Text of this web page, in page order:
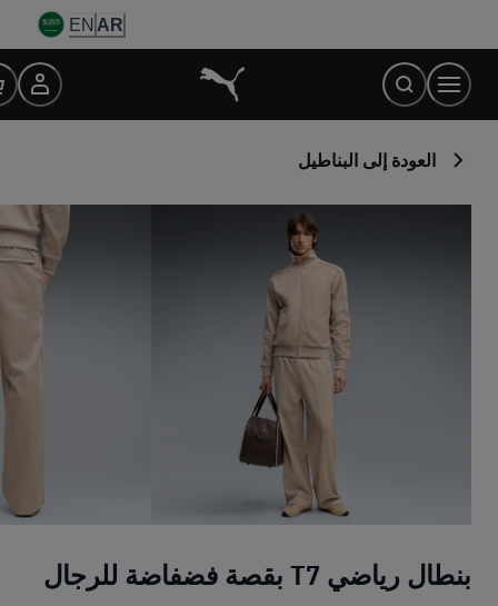
Content
AR
EN
العودة إلى البناطيل
بنطال رياضي T7 بقصة فضفاضة للرجال